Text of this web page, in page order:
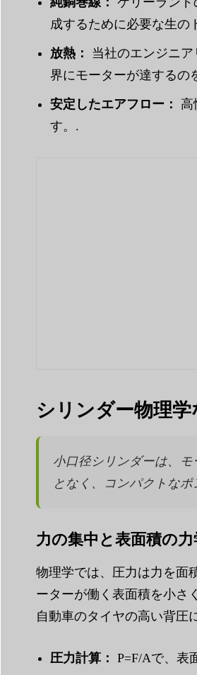
成するために必要な生の
放熱：
当社のエンジニ
界にモーターが達するの
安定したエアフロー：
高
す。.
シリンダー物理
小口径シリンダーは、
となく、コンパクトな
力の集中と表面積の力
物理学では、圧力は力を面
ーターが働く表面積を小さ
自動車のタイヤの高い背圧
圧力計算： P=F/Aで、表